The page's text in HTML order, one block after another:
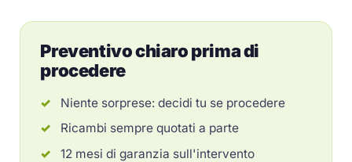
Preventivo chiaro prima di
procedere
Niente sorprese: decidi tu se procedere
Ricambi sempre quotati a parte
12 mesi di garanzia sull'intervento